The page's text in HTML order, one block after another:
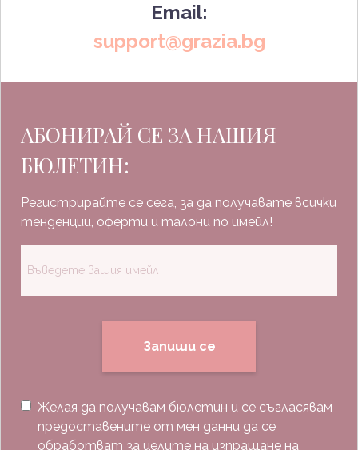
Email:
support@grazia.bg
АБОНИРАЙ СЕ ЗА НАШИЯ
БЮЛЕТИН:
Регистрирайте се сега, за да получавате всички
тенденции, оферти и талони по имейл!
Запиши се
Желая да получавам бюлетин и се съгласявам
предоставените от мен данни да се
обработват за целите на изпращане на